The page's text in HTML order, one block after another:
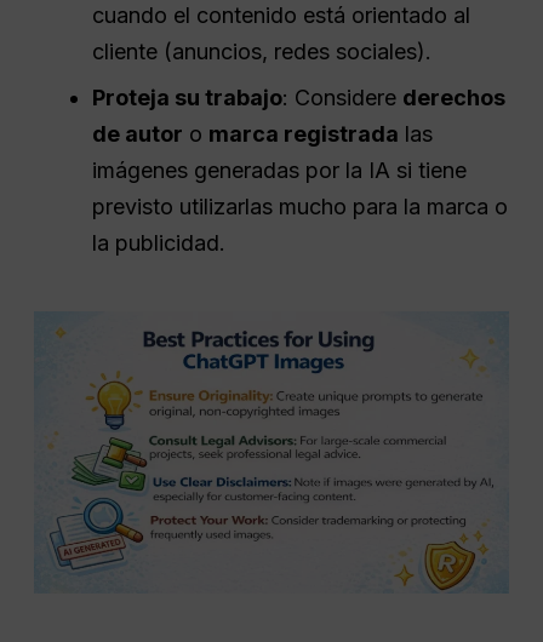
cuando el contenido está orientado al
cliente (anuncios, redes sociales).
Proteja su trabajo: Considere derechos
de autor o marca registrada las
imágenes generadas por la IA si tiene
previsto utilizarlas mucho para la marca o
la publicidad.